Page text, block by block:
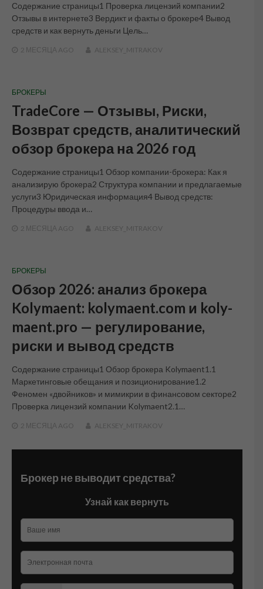
Содержание страницы1 Проверка лицензий компании2
Отзывы в интернете3 Вердикт и факты о брокере4 Вывод
средств и как вернуть деньги Цель…
2 МЕСЯЦА AGO ALEKSEY_MITRAKOV
БРОКЕРЫ
TradeCore — Отзывы, Риски,
Возврат средств, аналитический
обзор брокера на 2026 год
Содержание страницы1 Обзор компании-брокера: Как я
анализирую брокера2 Структура компании и предлагаемые
услуги3 Юридическая информация4 Вывод средств:
Процедуры ввода и…
2 МЕСЯЦА AGO ALEKSEY_MITRAKOV
БРОКЕРЫ
Обзор 2026: анализ брокера
Kolymaent: kolymaent.com и koly-
maent.pro — регулирование,
риски и вывод средств
Содержание страницы1 Обзор брокера Kolymaent1.1
Маркетинговые обещания и позиционирование1.2
Феномен «двойников» и мимикрии в финансовом секторе2
Проверка лицензий компании Kolymaent2.1…
2 МЕСЯЦА AGO ALEKSEY_MITRAKOV
Брокер не выводит средства?
Узнай как вернуть